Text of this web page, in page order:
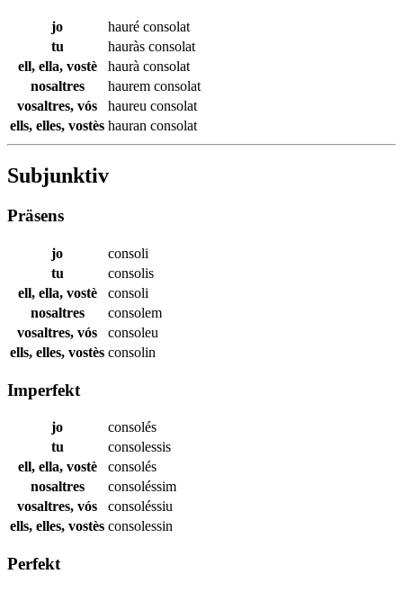
jo hauré consolat
tu
hauràs consolat
ell, ella, vostè
haurà consolat
nosaltres
haurem consolat
vosaltres, vós
haureu consolat
ells, elles, vostès hauran consolat
Subjunktiv
Präsens
jo
consoli
tu
consolis
ell, ella, vostè
consoli
nosaltres
consolem
vosaltres, vós
consoleu
ells, elles, vostès consolin
Imperfekt
jo
consolés
tu
consolessis
ell, ella, vostè
consolés
nosaltres
consoléssim
vosaltres, vós
consoléssiu
ells, elles, vostès consolessin
Perfekt